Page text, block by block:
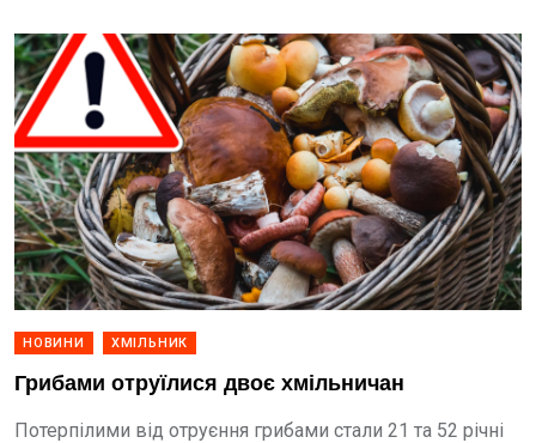
НОВИНИ ХМІЛЬНИК
Грибами отруїлися двоє хмільничан
Потерпілими від отруєння грибами стали 21 та 52 річні